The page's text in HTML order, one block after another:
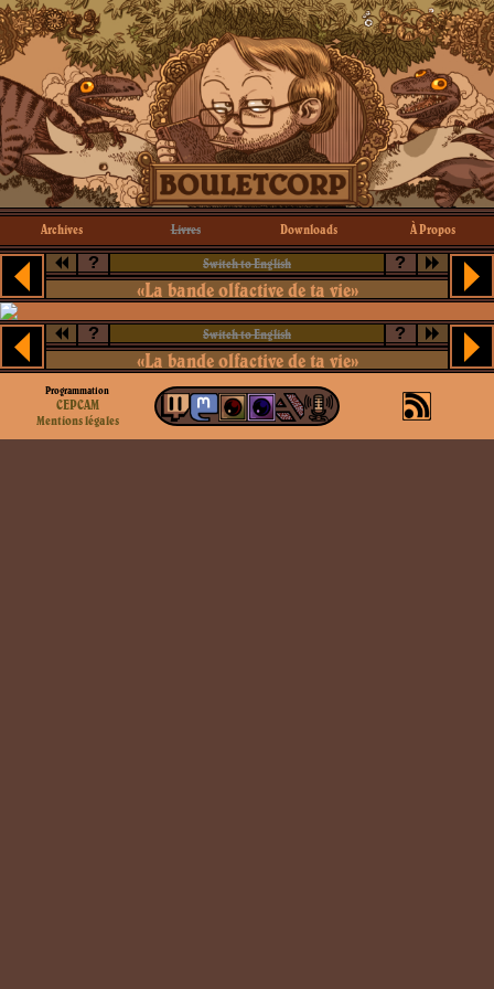
Archives Livres Downloads À Propos
? Switch to English ?
«La bande olfactive de ta vie»
? Switch to English ?
«La bande olfactive de ta vie»
Programmation
CEPCAM
Mentions légales